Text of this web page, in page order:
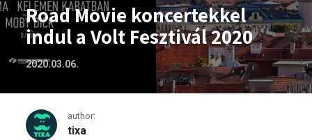
Road Movie koncertekkel
indul a Volt Fesztivál 2020
2020.03.06.
author:
tixa